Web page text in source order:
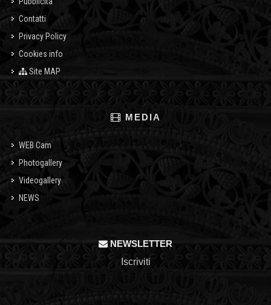
Contatti
Privacy Policy
Cookies info
Site MAP
MEDIA
WEB Cam
Photogallery
Videogallery
NEWS
NEWSLETTER
Iscriviti